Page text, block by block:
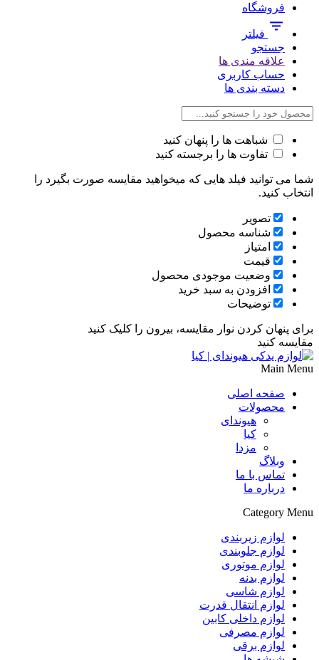
فروشگاه
فیلتر
جستجو
علاقه مندی ها
حساب کاربری
دسته بندی ها
شباهت ها را پنهان کنید
تفاوت ها را برجسته کنید
شما می توانید فیلد هایی که میخواهید مقایسه صورت بگیرد را
انتخاب کنید.
تصویر
شناسه محصول
امتیاز
قیمت
وضعیت موجودی محصول
افزودن به سبد خرید
توضیحات
برای پنهان کردن نوار مقایسه، بیرون را کلیک کنید
مقایسه کنید
Main Menu
صفحه اصلی
محصولات
هیوندای
کیا
مزدا
وبلاگ
تماس با ما
درباره ما
Category Menu
لوازم زیربندی
لوازم جلوبندی
لوازم موتوری
لوازم بدنه
لوازم شاسی
لوازم انتقال قدرت
لوازم داخلی کابین
لوازم مصرفی
لوازم برقی